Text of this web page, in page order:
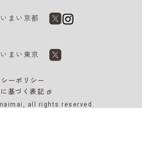
まい京都
まい東京
ーポリシー
基づく表記
all rights reserved.